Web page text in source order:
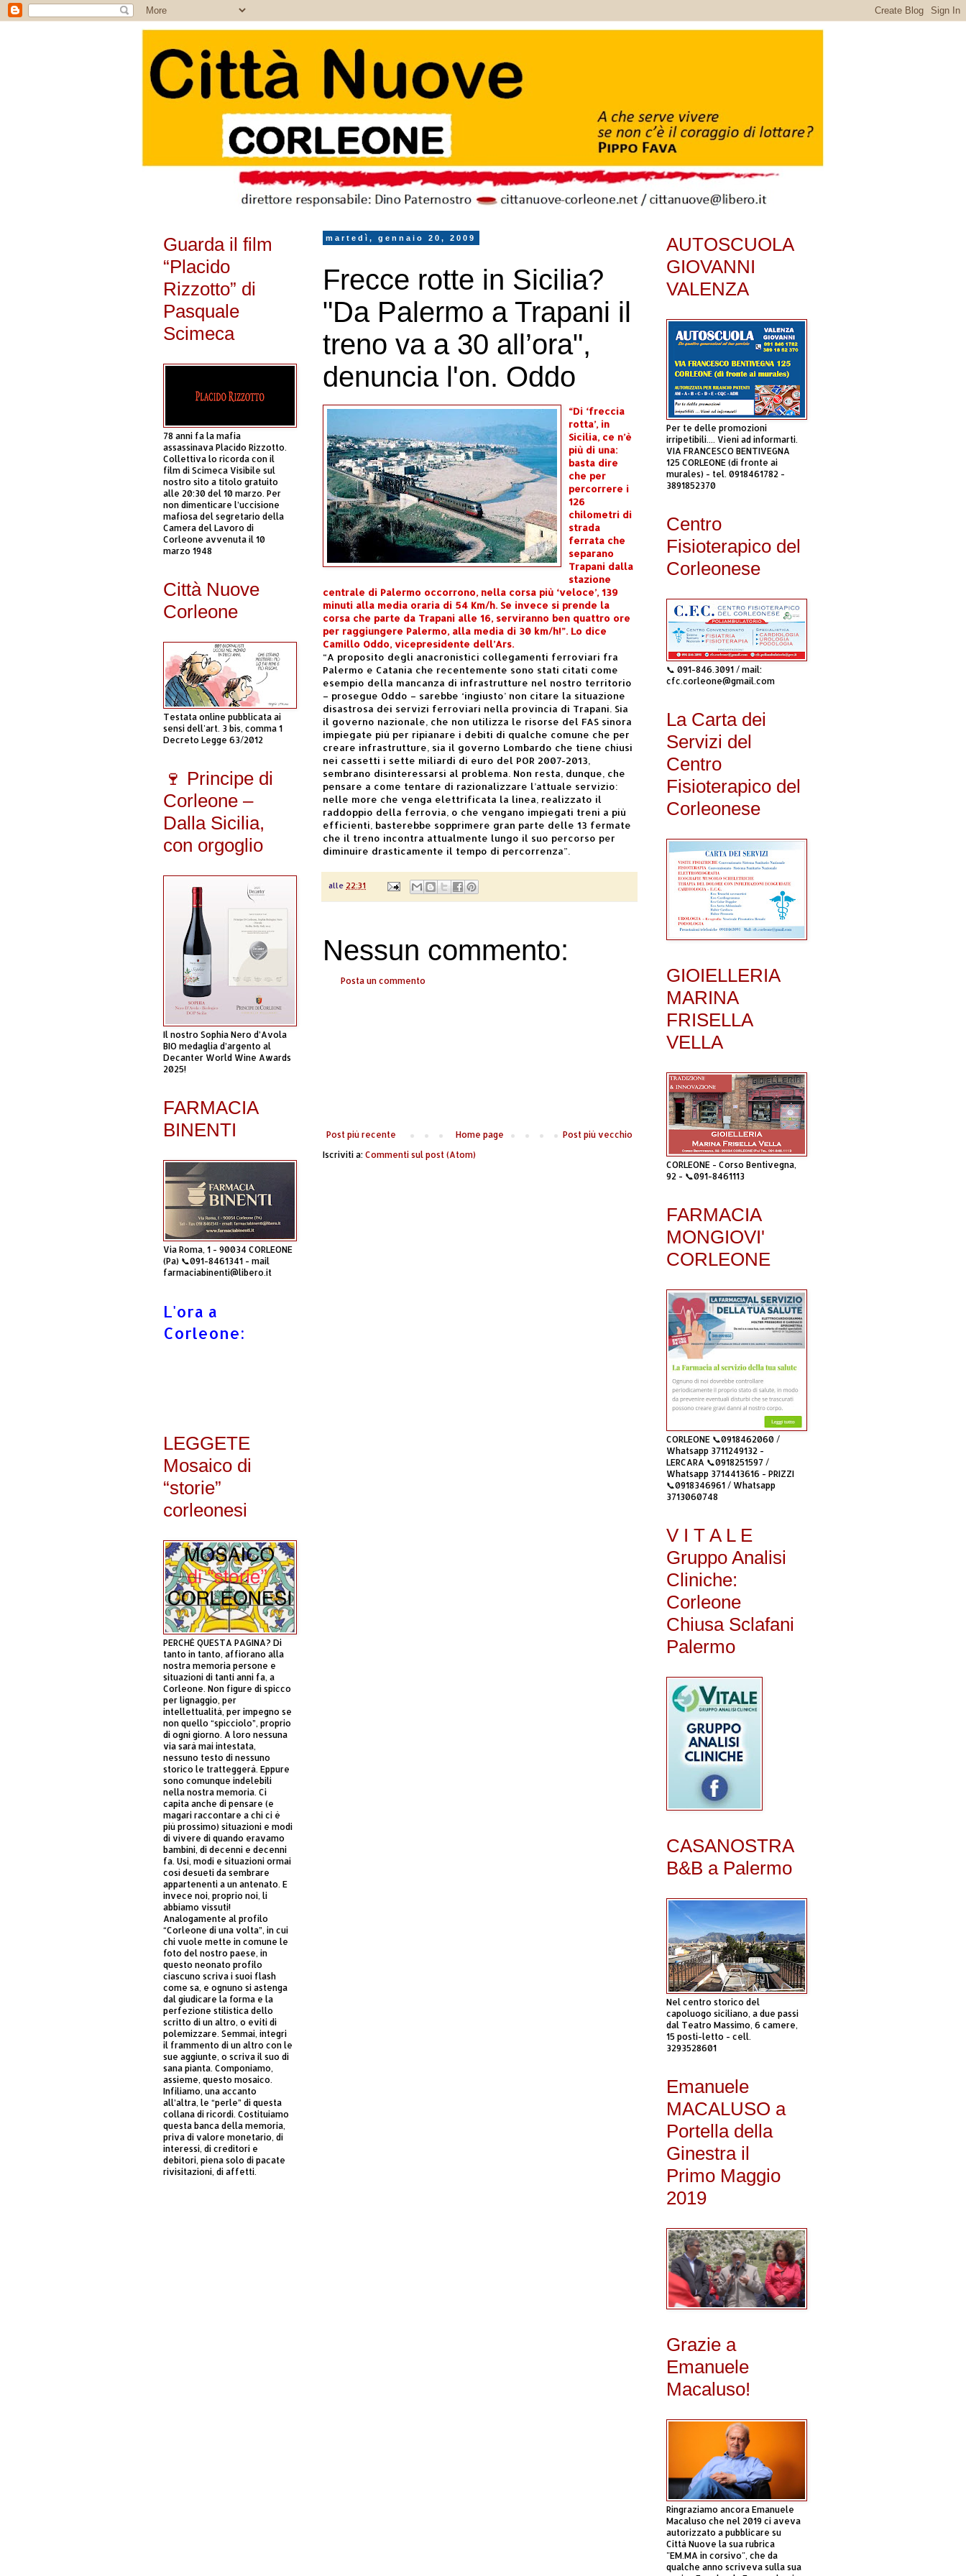
martedì, gennaio 20, 2009
Frecce rotte in Sicilia?
"Da Palermo a Trapani il
treno va a 30 all’ora",
denuncia l'on. Oddo
“Di ‘freccia
rotta’, in
Sicilia, ce n’è
più di una:
basta dire
che per
percorrere i
126
chilometri di
strada
ferrata che
separano
Trapani dalla
stazione
centrale di Palermo occorrono, nella corsa più ‘veloce’, 139
minuti alla media oraria di 54 Km/h. Se invece si prende la
corsa che parte da Trapani alle 16, serviranno ben quattro ore
per raggiungere Palermo, alla media di 30 km/h!”. Lo dice
Camillo Oddo, vicepresidente dell’Ars.
“A proposito degli anacronistici collegamenti ferroviari fra
Palermo e Catania che recentemente sono stati citati come
esempio della mancanza di infrastrutture nel nostro territorio
– prosegue Oddo – sarebbe ‘ingiusto’ non citare la situazione
disastrosa dei servizi ferroviari nella provincia di Trapani. Sia
il governo nazionale, che non utilizza le risorse del FAS sinora
impiegate più per ripianare i debiti di qualche comune che per
creare infrastrutture, sia il governo Lombardo che tiene chiusi
nei cassetti i sette miliardi di euro del POR 2007-2013,
sembrano disinteressarsi al problema. Non resta, dunque, che
pensare a come tentare di razionalizzare l’attuale servizio:
nelle more che venga elettrificata la linea, realizzato il
raddoppio della ferrovia, o che vengano impiegati treni a più
efficienti, basterebbe sopprimere gran parte delle 13 fermate
che il treno incontra attualmente lungo il suo percorso per
diminuire drasticamente il tempo di percorrenza”.
alle 22:31
Nessun commento:
Posta un commento
Post più recente Post più vecchio
Home page
Iscriviti a: Commenti sul post (Atom)
Guarda il film
“Placido
Rizzotto” di
Pasquale
Scimeca
78 anni fa la mafia
assassinava Placido Rizzotto.
Collettiva lo ricorda con il
film di Scimeca Visibile sul
nostro sito a titolo gratuito
alle 20:30 del 10 marzo. Per
non dimenticare l’uccisione
mafiosa del segretario della
Camera del Lavoro di
Corleone avvenuta il 10
marzo 1948
Città Nuove
Corleone
Testata online pubblicata ai
sensi dell'art. 3 bis, comma 1
Decreto Legge 63/2012
🍷 Principe di
Corleone –
Dalla Sicilia,
con orgoglio
Il nostro Sophia Nero d’Avola
BIO medaglia d’argento al
Decanter World Wine Awards
2025!
FARMACIA
BINENTI
Via Roma, 1 - 90034 CORLEONE
(Pa) 📞091-8461341 - mail
farmaciabinenti@libero.it
L'ora a
Corleone:
LEGGETE
Mosaico di
“storie”
corleonesi
PERCHÈ QUESTA PAGINA? Di
tanto in tanto, affiorano alla
nostra memoria persone e
situazioni di tanti anni fa, a
Corleone. Non figure di spicco
per lignaggio, per
intellettualità, per impegno se
non quello “spicciolo”, proprio
di ogni giorno. A loro nessuna
via sarà mai intestata,
nessuno testo di nessuno
storico le tratteggerà. Eppure
sono comunque indelebili
nella nostra memoria. Ci
capita anche di pensare (e
magari raccontare a chi ci è
più prossimo) situazioni e modi
di vivere di quando eravamo
bambini, di decenni e decenni
fa. Usi, modi e situazioni ormai
così desueti da sembrare
appartenenti a un antenato. E
invece noi, proprio noi, li
abbiamo vissuti!
Analogamente al profilo
“Corleone di una volta”, in cui
chi vuole mette in comune le
foto del nostro paese, in
questo neonato profilo
ciascuno scriva i suoi flash
come sa, e ognuno si astenga
dal giudicare la forma e la
perfezione stilistica dello
scritto di un altro, o eviti di
polemizzare. Semmai, integri
il frammento di un altro con le
sue aggiunte, o scriva il suo di
sana pianta. Componiamo,
assieme, questo mosaico.
Infiliamo, una accanto
all’altra, le “perle” di questa
collana di ricordi. Costituiamo
questa banca della memoria,
priva di valore monetario, di
interessi, di creditori e
debitori, piena solo di pacate
rivisitazioni, di affetti.
AUTOSCUOLA
GIOVANNI
VALENZA
Per te delle promozioni
irripetibili.... Vieni ad informarti.
VIA FRANCESCO BENTIVEGNA
125 CORLEONE (di fronte ai
murales) - tel. 0918461782 -
3891852370
Centro
Fisioterapico del
Corleonese
📞 091-846.3091 / mail:
cfc.corleone@gmail.com
La Carta dei
Servizi del
Centro
Fisioterapico del
Corleonese
GIOIELLERIA
MARINA
FRISELLA
VELLA
CORLEONE - Corso Bentivegna,
92 - 📞091-8461113
FARMACIA
MONGIOVI'
CORLEONE
CORLEONE 📞0918462060 /
Whatsapp 3711249132 -
LERCARA 📞0918251597 /
Whatsapp 3714413616 - PRIZZI
📞0918346961 / Whatsapp
3713060748
V I T A L E
Gruppo Analisi
Cliniche:
Corleone
Chiusa Sclafani
Palermo
CASANOSTRA
B&B a Palermo
Nel centro storico del
capoluogo siciliano, a due passi
dal Teatro Massimo, 6 camere,
15 posti-letto - cell.
3293528601
Emanuele
MACALUSO a
Portella della
Ginestra il
Primo Maggio
2019
Grazie a
Emanuele
Macaluso!
Ringraziamo ancora Emanuele
Macaluso che nel 2019 ci aveva
autorizzato a pubblicare su
Città Nuove la sua rubrica
"EM.MA in corsivo", che da
qualche anno scriveva sulla sua